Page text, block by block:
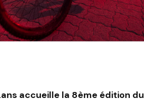
accueille la 8ème édition du